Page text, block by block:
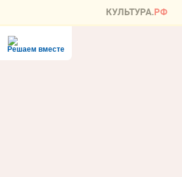
Решаем вместе